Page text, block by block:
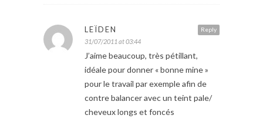
Reply
LEÏDEN
31/07/2011 at 03:44
J’aime beaucoup, très pétillant,
idéale pour donner « bonne mine »
pour le travail par exemple afin de
contre balancer avec un teint pale/
cheveux longs et foncés